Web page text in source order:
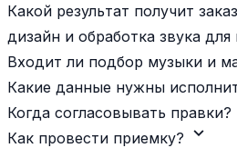
Какой результат получит
дизайн и обработка звука для
Входит ли подбор музыки и
Какие данные нужны
Когда согласовывать правки?
Как провести приемку? expand_more